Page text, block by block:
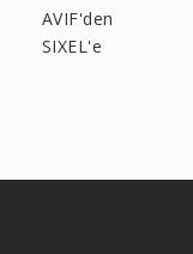
AVIF'den
SIXEL'e